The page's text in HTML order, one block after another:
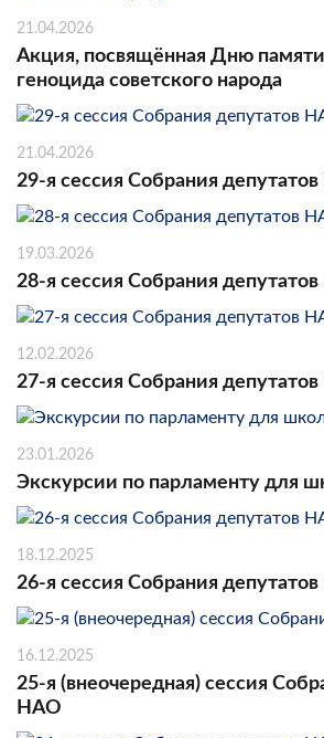
21.04.2026
Акция, посвящённая Дню
геноцида советского народа
21.04.2026
29-я сессия Собрания
19.03.2026
28-я сессия Собрания
12.02.2026
27-я сессия Собрания
23.01.2026
Экскурсии по парламенту для
18.12.2025
26-я сессия Собрания
16.12.2025
25-я (внеочередная) сессия
НАО